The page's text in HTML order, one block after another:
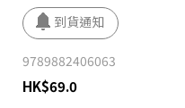
9789882406063
HK$69.0